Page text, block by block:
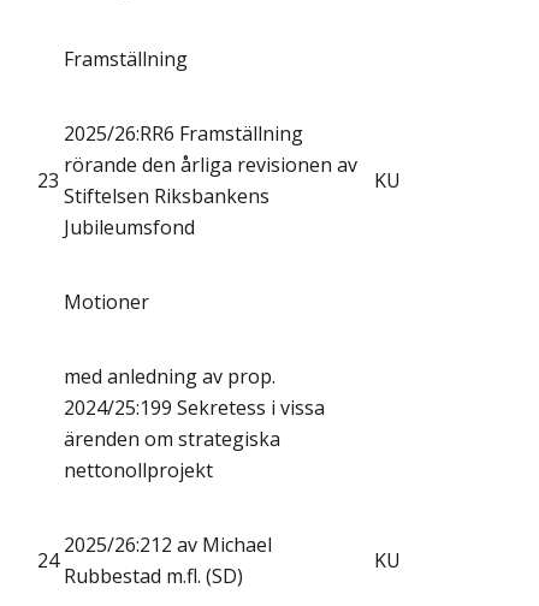
Framställning
23
2025/26:RR6 Framställning
rörande den årliga revisionen av
Stiftelsen Riksbankens
Jubileumsfond
KU
Motioner
med anledning av prop.
2024/25:199 Sekretess i vissa
ärenden om strategiska
nettonollprojekt
24
2025/26:212 av Michael
Rubbestad m.fl. (SD)
KU